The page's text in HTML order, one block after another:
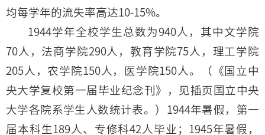
均每学年的流失率高达10-15%。
1944学年全校学生总数为940人，其中文学院
70人，法商学院290人，教育学院75人，理工学院
205人，农学院150人，医学院150人。（《国立中
央大学复校第一届毕业纪念刊》，见插页国立中央
大学各院系学生人数统计表。）1944年暑假，第一
届本科生189人、专修科42人毕业；1945年暑假，